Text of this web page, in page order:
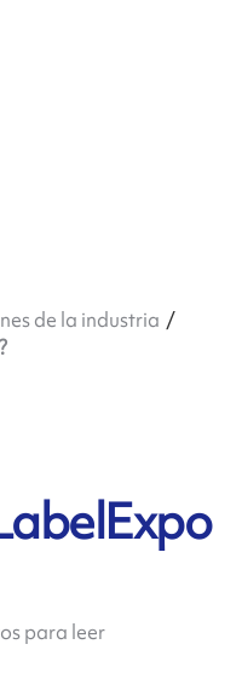
de la industria
para leer